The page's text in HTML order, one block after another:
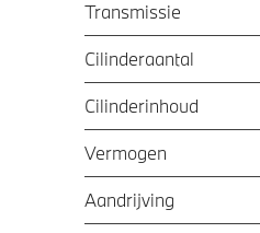
Transmissie
Cilinderaantal
Cilinderinhoud
Vermogen
Aandrijving